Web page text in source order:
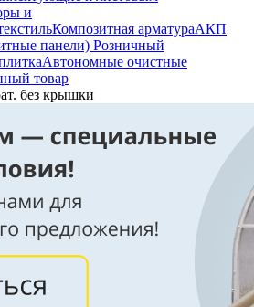
и
Композитная арматураАКП
панели) Розничный
Автономные очистные
товар
без крышки